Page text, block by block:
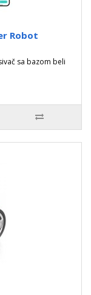
Robot
sa bazom beli